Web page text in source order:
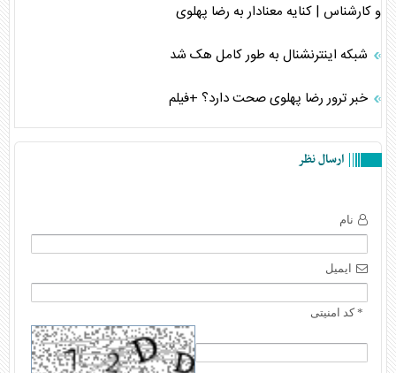
و کارشناس | کنایه معنادار به رضا پهلوی
شبکه اینترنشنال به طور کامل هک شد
خبر ترور رضا پهلوی صحت دارد؟ +فیلم
ارسال نظر
نام
ایمیل
* کد امنیتی